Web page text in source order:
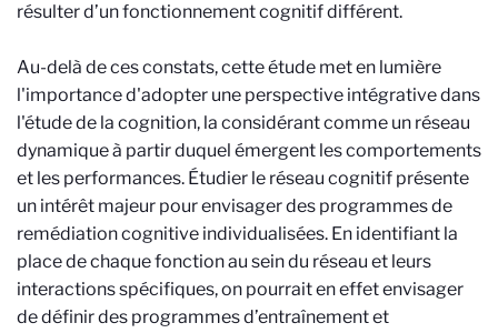
résulter d’un fonctionnement cognitif différent.
Au-delà de ces constats, cette étude met en lumière
l'importance d'adopter une perspective intégrative dans
l'étude de la cognition, la considérant comme un réseau
dynamique à partir duquel émergent les comportements
et les performances. Étudier le réseau cognitif présente
un intérêt majeur pour envisager des programmes de
remédiation cognitive individualisées. En identifiant la
place de chaque fonction au sein du réseau et leurs
interactions spécifiques, on pourrait en effet envisager
de définir des programmes d’entraînement et